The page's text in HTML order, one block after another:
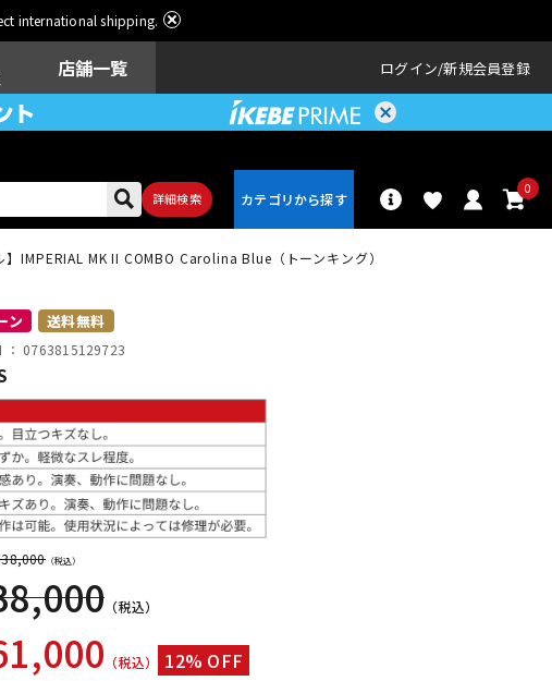
international shipping.
店舗一覧 ログイン 新規会員登録
詳細検索
0
配信/ライブ
機器
】IMPERIAL MK II COMBO Carolina Blue（トーンキング）
ン 送料無料
： 0763815129723
（税込）
（税込）
（税込） 12% OFF